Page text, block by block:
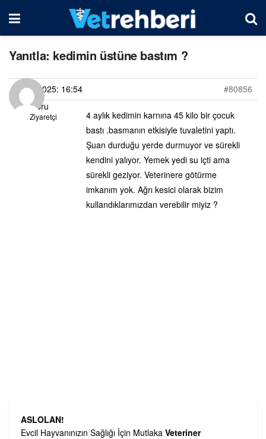
Yanıtla: kedimin üstüne bastım ?
29/07/2025: 16:54
#80856
Ebru
Ziyaretçi
4 aylık kedimin karnına 45 kilo bir çocuk
bastı .basmanın etkisiyle tuvaletini yaptı.
Şuan durduğu yerde durmuyor ve sürekli
kendini yalıyor. Yemek yedi su içti ama
sürekli geziyor. Veterinere götürme
imkanım yok. Ağrı kesici olarak bizim
kullandıklarımızdan verebilir miyiz ?
ASLOLAN!
Evcil Hayvanınızın Sağlığı İçin Mutlaka Veteriner